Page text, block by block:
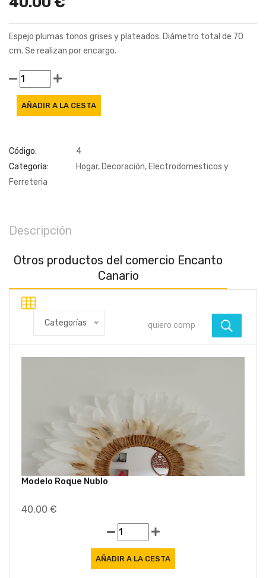
Espejo plumas tonos grises y plateados. Diámetro total de 70
cm. Se realizan por encargo.
Código:
4
Categoría:
Hogar, Decoración, Electrodomesticos y
Ferreteria
Descripción
Otros productos del comercio Encanto
Canario
Categorías
Modelo Roque Nublo
40.00 €